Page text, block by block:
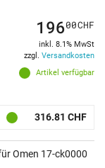
Artikel verfügbar
19600CHF
inkl. 8.1% MwSt
zzgl. Versandkosten
316.81 CHF
Omen 17-ck0000